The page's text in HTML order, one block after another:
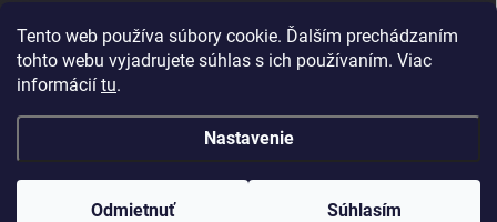
Tento web používa súbory cookie. Ďalším prechádzaním
tohto webu vyjadrujete súhlas s ich používaním. Viac
informácií tu.
Nastavenie
Odmietnuť Súhlasím
+421 914 256 006
Facebook
Copyright 2026vahysevaz.sk. Všetky práva vyhradené.Upraviť nastavenie